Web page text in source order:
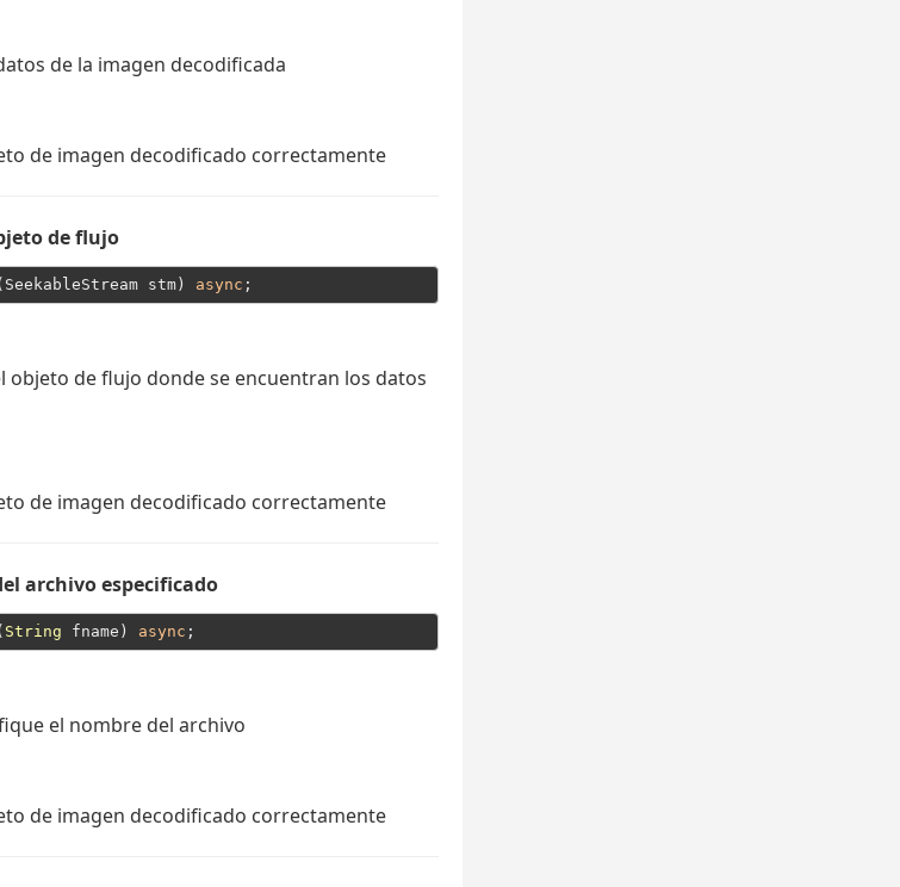
de la imagen decodificada
de imagen decodificado correctamente
de flujo
stm) async
objeto de flujo donde se encuentran los datos
de imagen decodificado correctamente
archivo especificado
String fname) async
el nombre del archivo
de imagen decodificado correctamente